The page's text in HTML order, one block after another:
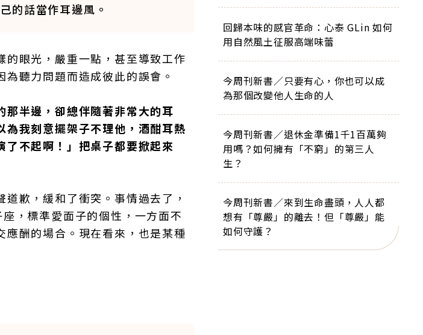
的話當作耳邊風。
眼光，嚴重一點，甚至導致工作
聽力問題而造成彼此的誤會。
半邊，卻總伴隨著非常大的耳
我刻意擺架子不理他，酒酣耳熱
不起啊！」把桌子都要掀起來
歉，緩和了衝突。事情過去了，
，標準愛面子的個性，一方面不
酬的場合。現在看來，也是某種
回歸本味的感官革命：心泰 GLin 如何
用自然風土征服高端味蕾
今周刊新書／只要有心，你也可以成
為那個改變他人生命的人
今周刊新書／退休金準備1千1百萬夠
用嗎？如何擁有「不窮」的第三人
生？
今周刊新書／來到生命盡頭，人人都
想有「尊嚴」的離去！但「尊嚴」能
如何守護？